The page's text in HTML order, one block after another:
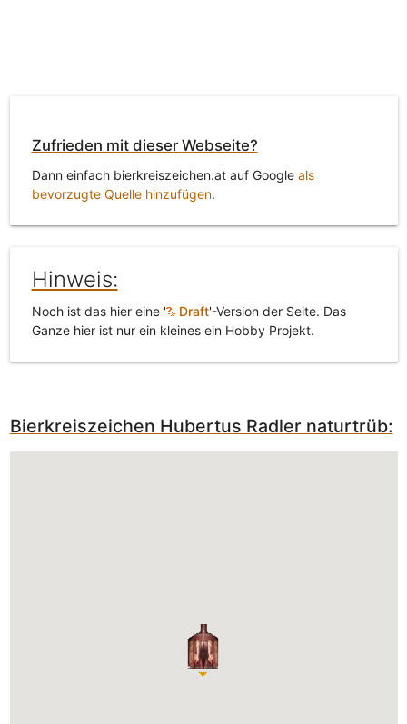
Zufrieden mit dieser Webseite?
Dann einfach bierkreiszeichen.at auf Google als
bevorzugte Quelle hinzufügen.
Hinweis:
Noch ist das hier eine ' Draft'-Version der Seite. Das
Ganze hier ist nur ein kleines ein Hobby Projekt.
Bierkreiszeichen Hubertus Radler naturtrüb: